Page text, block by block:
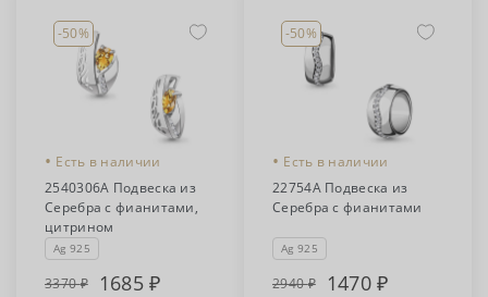
-50%
• Есть в наличии
2540306А Подвеска из
Серебра с фианитами,
цитрином
Ag 925
3370 1685
-50%
• Есть в наличии
22754А Подвеска из
Серебра с фианитами
Ag 925
2940 1470